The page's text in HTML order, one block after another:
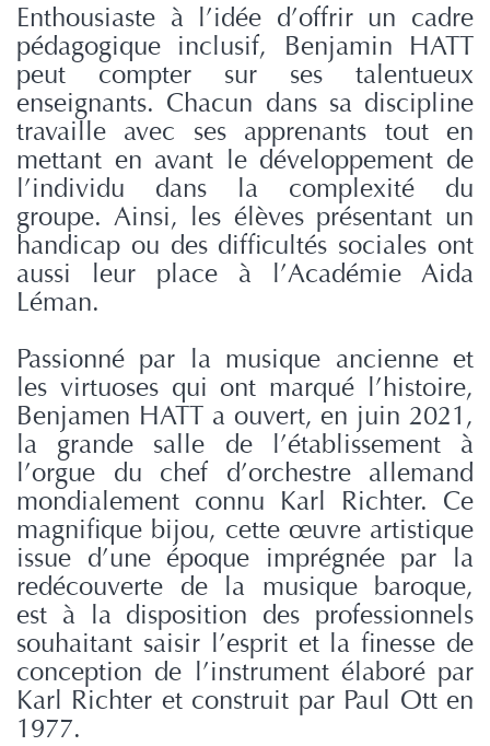
Enthousiaste à l’idée d’offrir un cadre
pédagogique inclusif, Benjamin HATT
peut compter sur ses talentueux
enseignants. Chacun dans sa discipline
travaille avec ses apprenants tout en
mettant en avant le développement de
l’individu dans la complexité du
groupe. Ainsi, les élèves présentant un
handicap ou des difficultés sociales ont
aussi leur place à l’Académie Aida
Léman.
Passionné par la musique ancienne et
les virtuoses qui ont marqué l’histoire,
Benjamen HATT a ouvert, en juin 2021,
la grande salle de l’établissement à
l’orgue du chef d’orchestre allemand
mondialement connu Karl Richter. Ce
magnifique bijou, cette œuvre artistique
issue d’une époque imprégnée par la
redécouverte de la musique baroque,
est à la disposition des professionnels
souhaitant saisir l’esprit et la finesse de
conception de l’instrument élaboré par
Karl Richter et construit par Paul Ott en
1977.